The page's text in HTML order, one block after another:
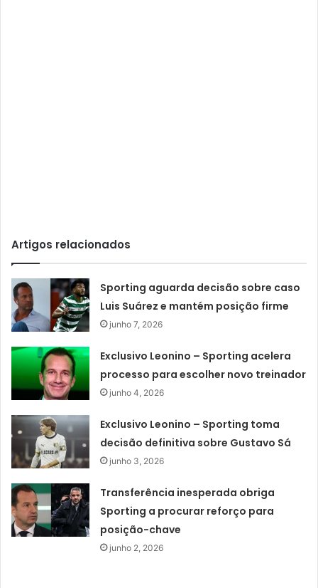
Artigos relacionados
Sporting aguarda decisão sobre caso
Luis Suárez e mantém posição firme
junho 7, 2026
Exclusivo Leonino – Sporting acelera
processo para escolher novo treinador
junho 4, 2026
Exclusivo Leonino – Sporting toma
decisão definitiva sobre Gustavo Sá
junho 3, 2026
Transferência inesperada obriga
Sporting a procurar reforço para
posição-chave
junho 2, 2026